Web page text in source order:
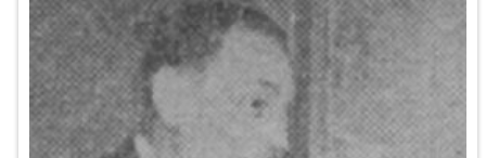
a buena velocidad hasta el final del artículo. No es este el
caso; hay tanta cosa sobre la que escribir, que no tiene mérito
meterse enseguida en harina y sacar partido al tema. El
abogado Benito Pabón Galindo y Teresa Suárez de Urbina -
progenitores de nuestro protagonista- formaron un matrimonio
de la alta burguesía sevillana, enraizada entre el integrismo